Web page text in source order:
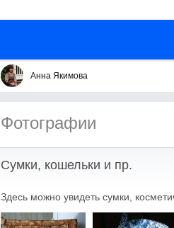
Анна Якимова
Фотографии
Сумки, кошельки и пр.
Здесь можно увидеть сумки,